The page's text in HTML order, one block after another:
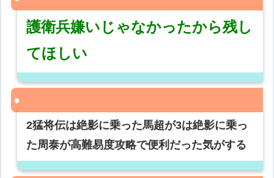
護衛兵嫌いじゃなかったから残し
てほしい
2猛将伝は絶影に乗った馬超が3は絶影に乗っ
た周泰が高難易度攻略で便利だった気がする